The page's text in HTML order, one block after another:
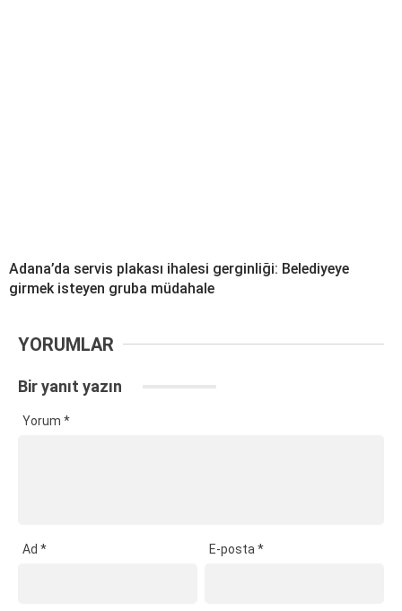
Adana’da servis plakası ihalesi gerginliği: Belediyeye
girmek isteyen gruba müdahale
YORUMLAR
Bir yanıt yazın
Yorum *
Ad * E-posta*